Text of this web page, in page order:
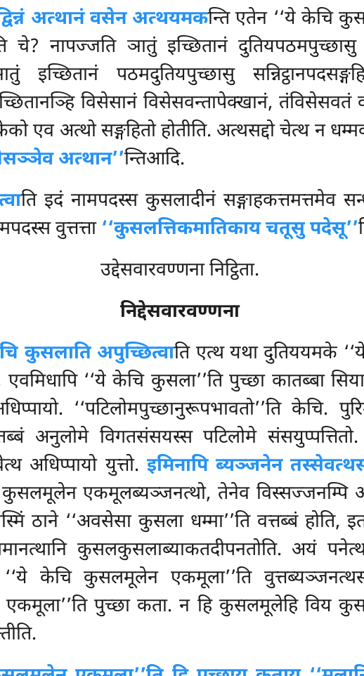
अत्थानं वसेन अत्थयमकन्ति एतेन ‘‘ये केचि
नापज्जति ञातुं इच्छितानं
पठमदुतियपुच्छासु
विसेसानं विसेसवन्तापेक्खानं, तंविसेसवतं
एव अत्थो सङ्गहितो होतीति. अत्थसद्दो चेत्थ न
अत्थान’’न्तिआदि.
ति इदं नामपदस्स कुसलादीनं सङ्गाहकत्तमत्तमेव
वुत्तत्ता ‘‘कुसलत्तिकमातिकाय चतूसु पदेसू’’
उद्देसवारवण्णना निट्ठिता.
निद्देसवारवण्णना
कुसलाति अपुच्छित्वाति एत्थ यथा दुतिययमके
‘‘ये केचि कुसला’’ति पुच्छा कातब्बा
‘‘पटिलोमपुच्छानुरूपभावतो’’ति
अनुलोमे विगतसंसयस्स पटिलोमे
अधिप्पायो युत्तो. इमिनापि ब्यञ्जनेन
एकमूलब्यञ्जनत्थो, तेनेव विस्सज्जनम्पि
ठाने ‘‘अवसेसा कुसला धम्मा’’ति वत्तब्बं
कुसलकुसलाब्याकतदीपनतोति. अयं
‘‘ये केचि कुसलमूलेन एकमूला’’ति
एकमूला’’ति पुच्छा कता. न हि कुसलमूलेहि